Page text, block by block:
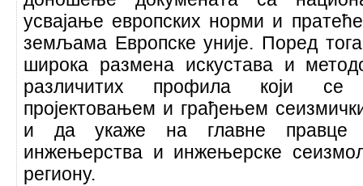
усвајање европских норми и
земљама Европске уније. Поред
широка размена искустава и
различитих профила који се
пројектовањем и грађењем
и да укаже на главне правце
инжењерства и инжењерске
региону.